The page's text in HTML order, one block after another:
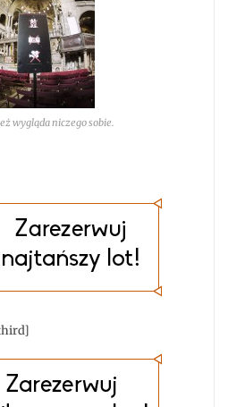
wygląda niczego sobie.